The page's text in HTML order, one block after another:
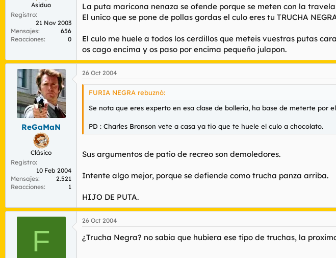
m
Asiduo
Registro
21 Nov 2003
Mensajes
656
Reacciones
0
La puta maricona nenaza se ofende porque se meten con la
El unico que se pone de pollas gordas el culo eres tu TRUCHA
El culo me huele a todos los cerdillos que meteis vuestras putas
os cago encima y os paso por encima pequeño julapon.
ReGaMaN
Clásico
Registro
10 Feb 2004
Mensajes
2.521
Reacciones
1
26 Oct 2004
FURIA NEGRA rebuznó:
Se nota que eres experto en esa clase de bollería, ha base de meterte por
PD : Charles Bronson vete a casa ya tio que te huele el culo a chocolato.
Sus argumentos de patio de recreo son demoledores.
Intente algo mejor, porque se defiende como trucha panza arriba.
HIJO DE PUTA.
F
26 Oct 2004
¿Trucha Negra? no sabia que hubiera ese tipo de truchas, la